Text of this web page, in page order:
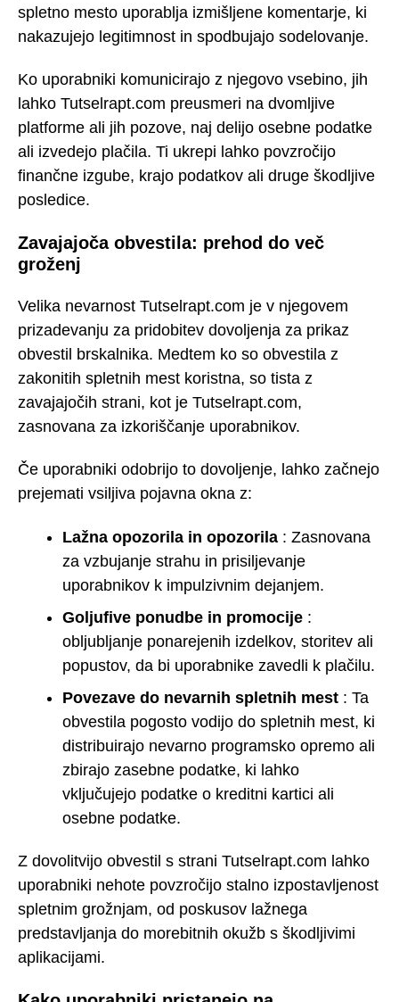
spletno mesto uporablja izmišljene komentarje, ki
nakazujejo legitimnost in spodbujajo sodelovanje.
Ko uporabniki komunicirajo z njegovo vsebino, jih
lahko Tutselrapt.com preusmeri na dvomljive
platforme ali jih pozove, naj delijo osebne podatke
ali izvedejo plačila. Ti ukrepi lahko povzročijo
finančne izgube, krajo podatkov ali druge škodljive
posledice.
Zavajajoča obvestila: prehod do več
groženj
Velika nevarnost Tutselrapt.com je v njegovem
prizadevanju za pridobitev dovoljenja za prikaz
obvestil brskalnika. Medtem ko so obvestila z
zakonitih spletnih mest koristna, so tista z
zavajajočih strani, kot je Tutselrapt.com,
zasnovana za izkoriščanje uporabnikov.
Če uporabniki odobrijo to dovoljenje, lahko začnejo
prejemati vsiljiva pojavna okna z:
Lažna opozorila in opozorila : Zasnovana
za vzbujanje strahu in prisiljevanje
uporabnikov k impulzivnim dejanjem.
Goljufive ponudbe in promocije :
obljubljanje ponarejenih izdelkov, storitev ali
popustov, da bi uporabnike zavedli k plačilu.
Povezave do nevarnih spletnih mest : Ta
obvestila pogosto vodijo do spletnih mest, ki
distribuirajo nevarno programsko opremo ali
zbirajo zasebne podatke, ki lahko
vključujejo podatke o kreditni kartici ali
osebne podatke.
Z dovolitvijo obvestil s strani Tutselrapt.com lahko
uporabniki nehote povzročijo stalno izpostavljenost
spletnim grožnjam, od poskusov lažnega
predstavljanja do morebitnih okužb s škodljivimi
aplikacijami.